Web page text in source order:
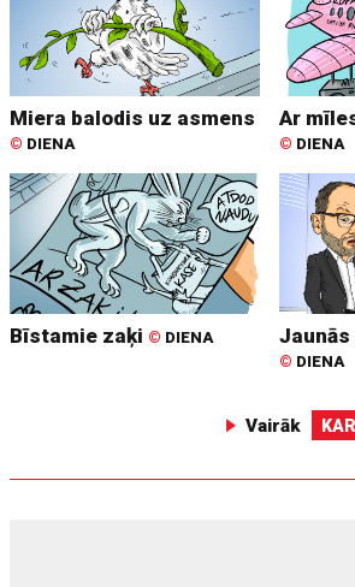
Miera balodis uz asmens
© DIENA
Ar
© DIENA
Bīstamie zaķi © DIENA
© DIENA
Vairāk